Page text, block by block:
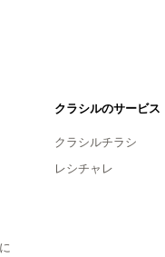
クラシルのサービス
クラシルチラシ
レシチャレ